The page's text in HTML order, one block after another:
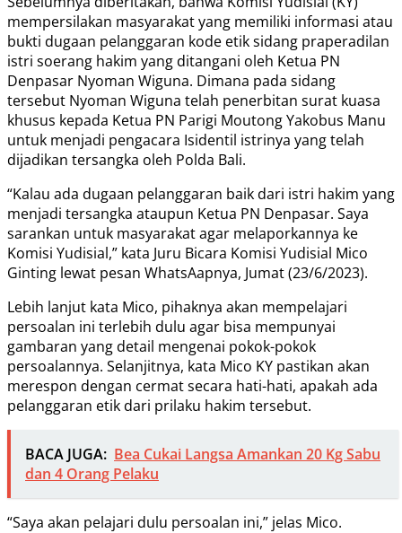
mempersilakan masyarakat yang memiliki informasi atau
bukti dugaan pelanggaran kode etik sidang praperadilan
istri soerang hakim yang ditangani oleh Ketua PN
Denpasar Nyoman Wiguna. Dimana pada sidang
tersebut Nyoman Wiguna telah penerbitan surat kuasa
khusus kepada Ketua PN Parigi Moutong Yakobus Manu
untuk menjadi pengacara Isidentil istrinya yang telah
dijadikan tersangka oleh Polda Bali.
“Kalau ada dugaan pelanggaran baik dari istri hakim yang
menjadi tersangka ataupun Ketua PN Denpasar. Saya
sarankan untuk masyarakat agar melaporkannya ke
Komisi Yudisial,” kata Juru Bicara Komisi Yudisial Mico
Ginting lewat pesan WhatsAapnya, Jumat (23/6/2023).
Lebih lanjut kata Mico, pihaknya akan mempelajari
persoalan ini terlebih dulu agar bisa mempunyai
gambaran yang detail mengenai pokok-pokok
persoalannya. Selanjitnya, kata Mico KY pastikan akan
merespon dengan cermat secara hati-hati, apakah ada
pelanggaran etik dari prilaku hakim tersebut.
BACA JUGA: Bea Cukai Langsa Amankan 20 Kg Sabu
dan 4 Orang Pelaku
“Saya akan pelajari dulu persoalan ini,” jelas Mico.